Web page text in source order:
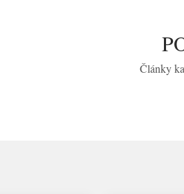
Články